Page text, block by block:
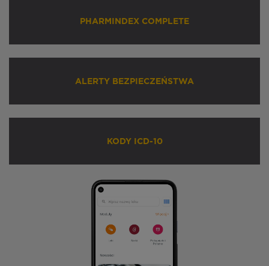
PHARMINDEX COMPLETE
ALERTY BEZPIECZEŃSTWA
KODY ICD-10